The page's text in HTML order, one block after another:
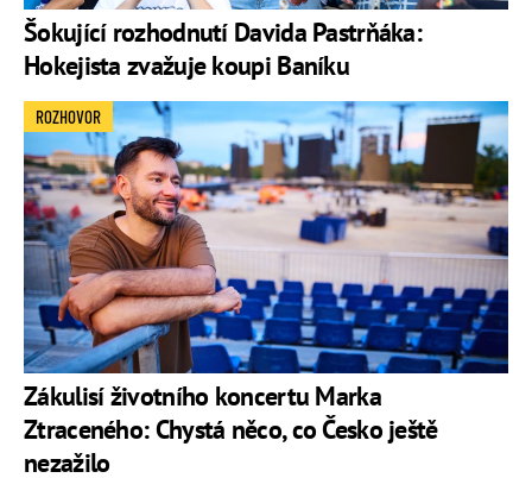
Šokující rozhodnutí Davida Pastrňáka:
Hokejista zvažuje koupi Baníku
Zákulisí životního koncertu Marka
Ztraceného: Chystá něco, co Česko ještě
nezažilo
ROZHOVOR